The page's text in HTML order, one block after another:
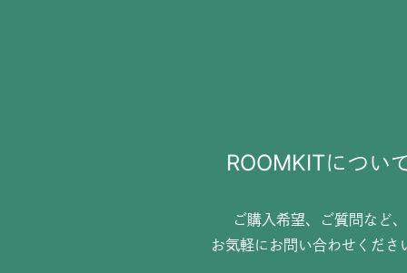
ROOMKITについ
ご購入希望、ご質問など、
お気軽にお問い合わせくださ